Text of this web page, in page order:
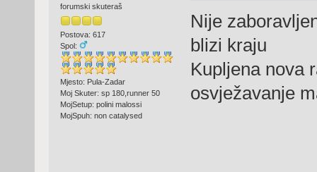
forumski skuteraš
Postova: 617
Spol:
Mjesto: Pula-Zadar
Moj Skuter: sp 180,runner 50
MojSetup: polini malossi
MojSpuh: non catalysed
Nije
blizi kraju
Kupljena nova
osvježavanje